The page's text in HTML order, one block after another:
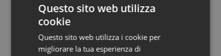
Ulcera & Reflusso
Vaccini
“La qualità degli articoli pervenuti – ha affermato
Francesco Brancati, Presidente UNAMSI – ha
dimostrato come si possa fare un’informazione
Questo sito web utilizza
cookie
Questo sito web utilizza i cookie per
migliorare la tua esperienza di